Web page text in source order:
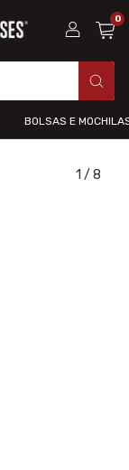
0
BOLSAS E
1 / 8